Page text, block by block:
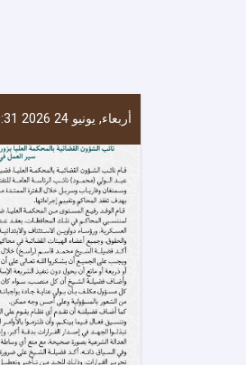
أربعاء, يونيو 24 2026 9:31 صباحا